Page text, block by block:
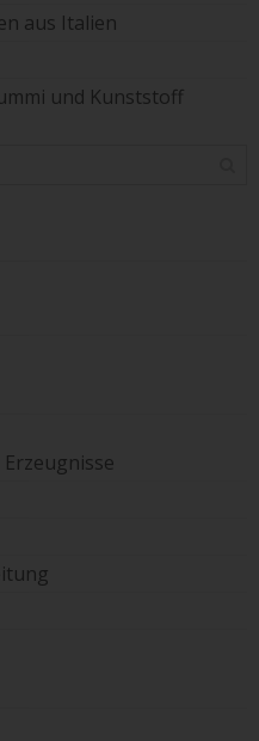
aus Italien
und Kunststoff